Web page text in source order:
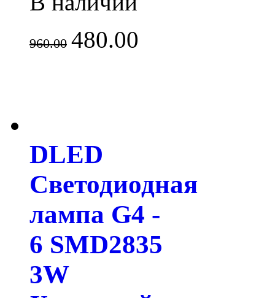
960.00 480.00
DLED
Светодиодная
лампа G4 -
6 SMD2835
3W